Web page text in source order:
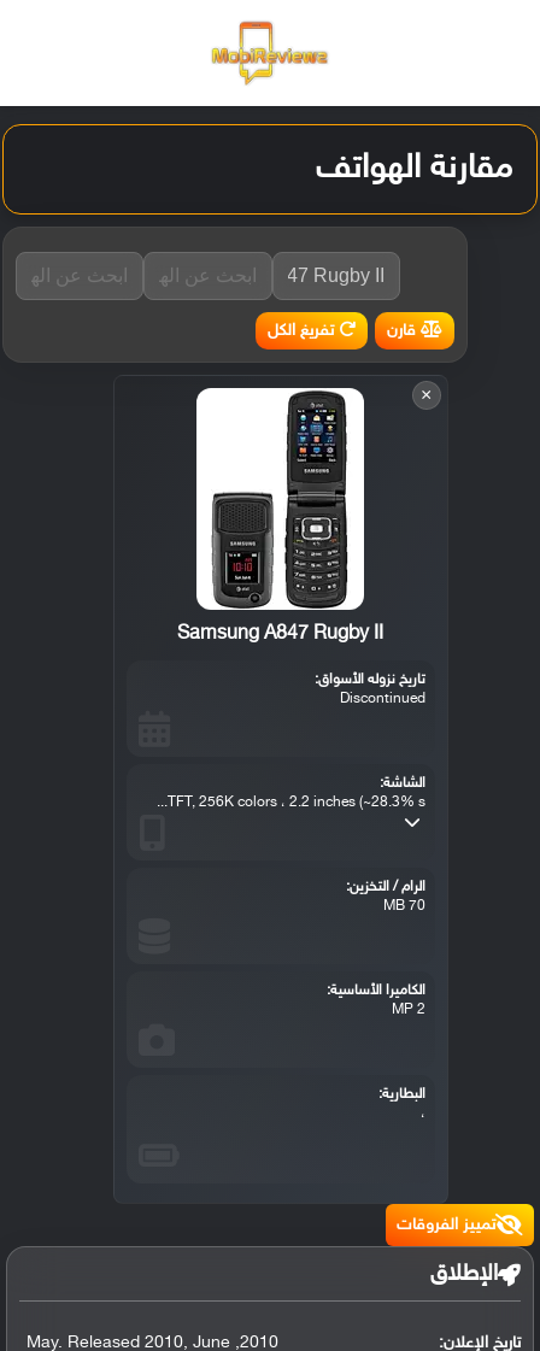
مقارنة الهواتف
قارن تفريغ الكل
×
Samsung A847 Rugby II
تاريخ نزوله الأسواق:
Discontinued
الشاشة:
TFT, 256K colors ، 2.2 inches (~28.3% s...
الرام / التخزين:
70 MB
الكاميرا الأساسية:
2 MP
البطارية:
،
تمييز الفروقات
الإطلاق
تاريخ الإعلان: 2010
,
May. Released 2010, June